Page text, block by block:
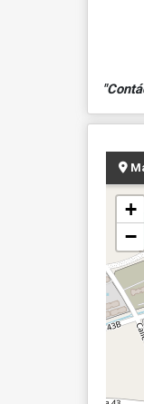
+
−